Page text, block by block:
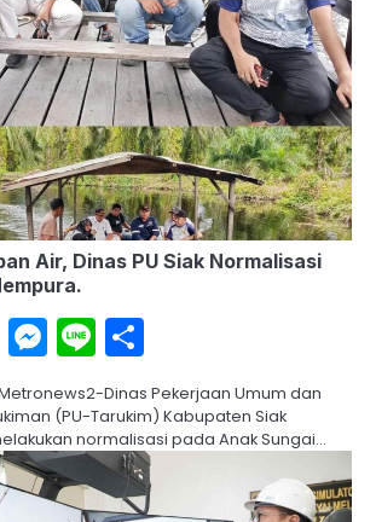
Air, Dinas PU Siak Normalisasi
WhatsApp
Messenger
Line
Dinas Pekerjaan Umum dan
(PU-Tarukim) Kabupaten Siak
normalisasi pada Anak Sungai…